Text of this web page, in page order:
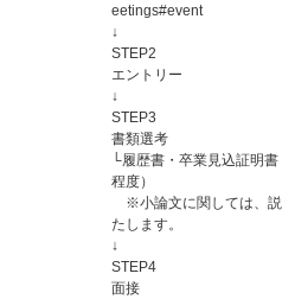
eetings#event
↓
STEP2
エントリー
↓
STEP3
書類選考
└履歴書・卒業見込証明
程度）
※小論文に関しては、説
たします。
↓
STEP4
面接